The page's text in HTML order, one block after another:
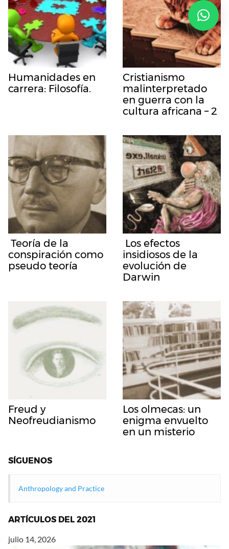
Humanidades en
carrera: Filosofía.
Cristianismo
malinterpretado
en guerra con la
cultura africana – 2
Teoría de la
conspiración como
pseudo teoría
Los efectos
insidiosos de la
evolución de
Darwin
Freud y
Neofreudianismo
Los olmecas: un
enigma envuelto
en un misterio
SÍGUENOS
Anthropology and Practice
ARTÍCULOS DEL 2021
julio 14, 2026